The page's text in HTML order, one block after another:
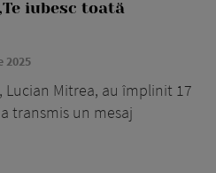
iubesc toată
2025
Lucian Mitrea, au împlinit 17
transmis un mesaj